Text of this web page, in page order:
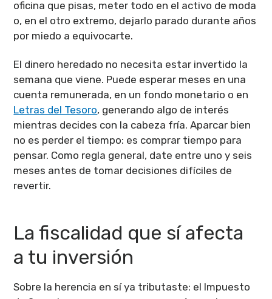
oficina que pisas, meter todo en el activo de moda
o, en el otro extremo, dejarlo parado durante años
por miedo a equivocarte.
El dinero heredado no necesita estar invertido la
semana que viene. Puede esperar meses en una
cuenta remunerada, en un fondo monetario o en
Letras del Tesoro, generando algo de interés
mientras decides con la cabeza fría. Aparcar bien
no es perder el tiempo: es comprar tiempo para
pensar. Como regla general, date entre uno y seis
meses antes de tomar decisiones difíciles de
revertir.
La fiscalidad que sí afecta
a tu inversión
Sobre la herencia en sí ya tributaste: el Impuesto